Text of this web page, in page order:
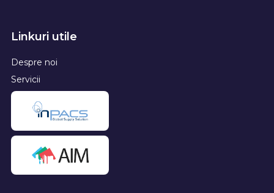
Linkuri utile
Despre noi
Servicii